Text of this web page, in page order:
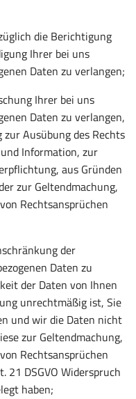
die Berichtigung
Ihrer bei uns
Daten zu verlangen;
Ihrer bei uns
Daten zu verlangen,
Ausübung des Rechts
Information, zur
aus Gründen
zur Geltendmachung,
Rechtsansprüchen
der
Daten zu
der Daten von Ihnen
unrechtmäßig ist, Sie
und wir die Daten nicht
zur Geltendmachung,
Rechtsansprüchen
21 DSGVO Widerspruch
haben;